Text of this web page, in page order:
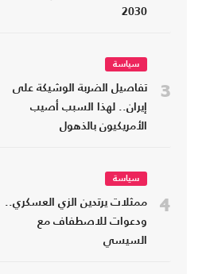
2030
3
سياسة
تفاصيل الضربة الوشيكة على
إيران.. لهذا السبب أصيب
الأمريكيون بالذهول
4
سياسة
ممثلات يرتدين الزي العسكري..
ودعوات للاصطفاف مع
السيسي